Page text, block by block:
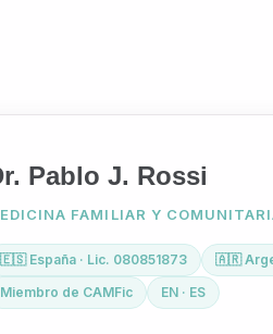
Pablo J. Rossi
FAMILIAR Y
🇪🇸 España · Lic. 080851873 🇦🇷
Miembro de CAMFic
EN · ES